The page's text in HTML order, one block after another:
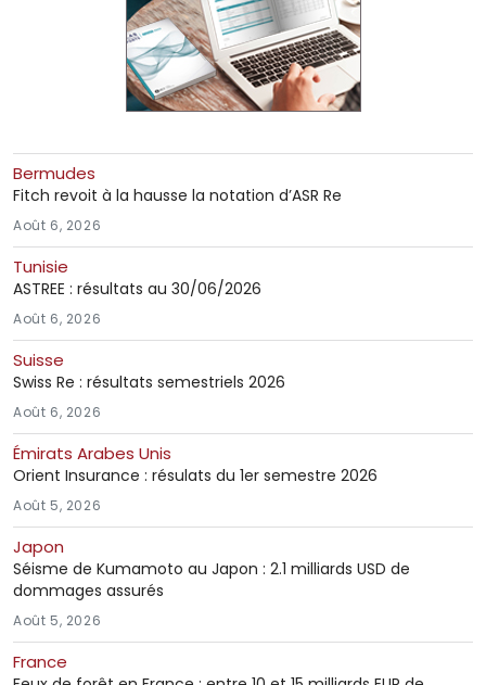
Bermudes
Fitch revoit à la hausse la notation d’ASR Re
Août 6, 2026
Tunisie
ASTREE : résultats au 30/06/2026
Août 6, 2026
Suisse
Swiss Re : résultats semestriels 2026
Août 6, 2026
Émirats Arabes Unis
Orient Insurance : résulats du 1er semestre 2026
Août 5, 2026
Japon
Séisme de Kumamoto au Japon : 2.1 milliards USD de
dommages assurés
Août 5, 2026
France